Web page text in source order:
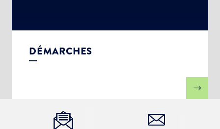
DÉMARCHES